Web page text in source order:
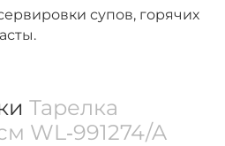
супов, горячих
Тарелка
WL‑991274/A